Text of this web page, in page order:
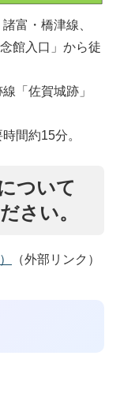
富・橋津線、
館入口」から徒
「佐賀城跡」
間約15分。
ついて
さい。
（外部リンク）